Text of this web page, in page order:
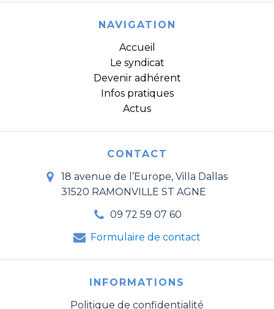
NAVIGATION
Accueil
Le syndicat
Devenir adhérent
Infos pratiques
Actus
CONTACT
18 avenue de l’Europe, Villa Dallas
31520 RAMONVILLE ST AGNE
09 72 59 07 60
Formulaire de contact
INFORMATIONS
Politique de confidentialité